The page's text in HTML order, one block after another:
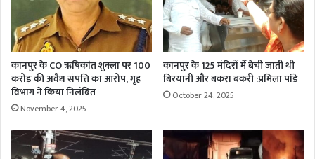
कानपुर के CO ऋषिकांत शुक्ला पर 100
करोड़ की अवैध संपत्ति का आरोप, गृह
विभाग ने किया निलंबित
November 4, 2025
कानपुर के 125 मंदिरों में बेची जाती थी
बिरयानी और बकरा बकरी :प्रमिला पांडे
October 24, 2025